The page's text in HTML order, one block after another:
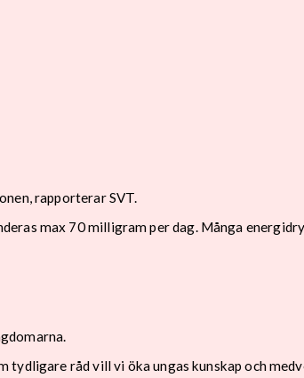
rapporterar SVT.
max 70 milligram per dag. Många
råd vill vi öka ungas kunskap och